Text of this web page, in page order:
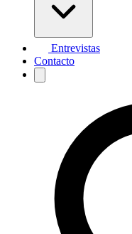
Entrevistas
Contacto